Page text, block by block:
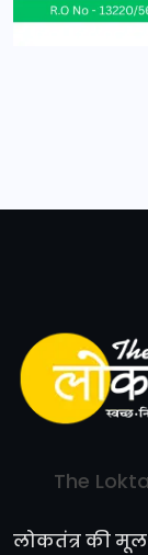
The
लोकतंत्र की